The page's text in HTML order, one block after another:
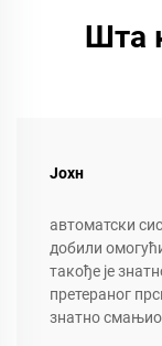
Шта
Јохн
автоматски
добили
такође је
претераног
знатно